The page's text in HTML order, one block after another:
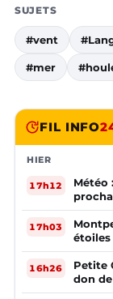
SUJETS
#vent
#mer
FIL INFO
HIER
17h12
Météo
17h03
étoiles
16h26
Petite
don